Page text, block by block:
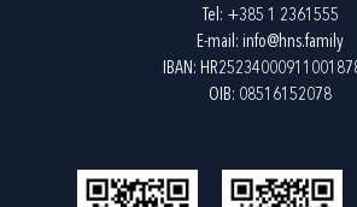
Tel: +385 1 2361555
E-mail: info@hns.family
IBAN:
OIB: 08516152078